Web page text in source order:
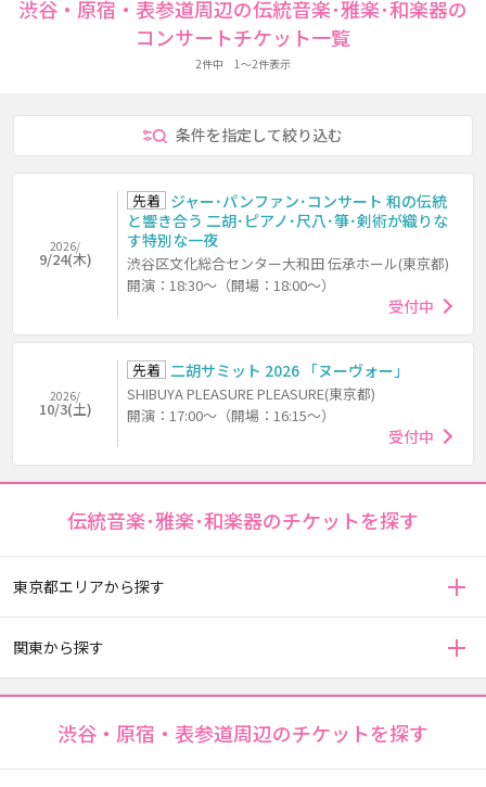
渋谷・原宿・表参道周辺の伝統音楽･雅楽･和楽器の
コンサートチケット一覧
2件中 1～2件表示
条件を指定して絞り込む
2026/
9/24(木)
先着 ジャー･パンファン･コンサート 和の伝統
と響き合う 二胡･ピアノ･尺八･箏･剣術が織りな
す特別な一夜
渋谷区文化総合センター大和田 伝承ホール(東京都)
開演：18:30～（開場：18:00～）
受付中
2026/
10/3(土)
先着 二胡サミット 2026 「ヌーヴォー」
SHIBUYA PLEASURE PLEASURE(東京都)
開演：17:00～（開場：16:15～）
受付中
伝統音楽･雅楽･和楽器のチケットを探す
東京都エリアから探す
関東から探す
渋谷・原宿・表参道周辺のチケットを探す